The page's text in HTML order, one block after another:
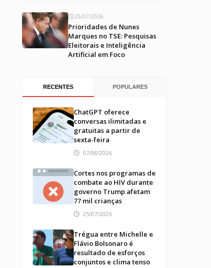
25/07/2026
Prioridades de Nunes
Marques no TSE: Pesquisas
Eleitorais e Inteligência
Artificial em Foco
RECENTES POPULARES
ChatGPT oferece
conversas ilimitadas e
gratuitas a partir de
sexta-feira
07/08/2026
Cortes nos programas de
combate ao HIV durante
governo Trump afetam
77 mil crianças
25/07/2026
Trégua entre Michelle e
Flávio Bolsonaro é
resultado de esforços
conjuntos e clima tenso